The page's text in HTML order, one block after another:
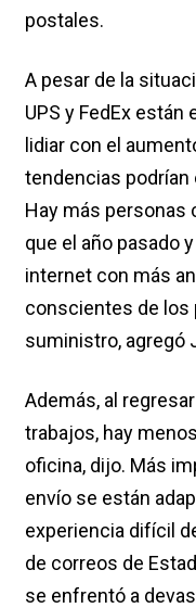
postales.
A pesar de la
UPS y FedEx
lidiar con el
tendencias podrían
Hay más personas
que el año pasado
internet con más
conscientes de los
suministro, agregó
Además, al
trabajos, hay
oficina, dijo. Más
envío se están
experiencia difícil
de correos de
se enfrentó a